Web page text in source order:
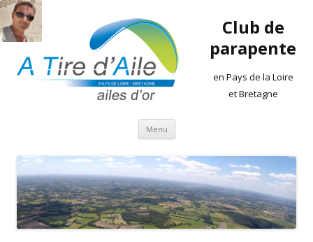
Club de
parapente
en Pays de la Loire
et Bretagne
Menu Aller
contenu